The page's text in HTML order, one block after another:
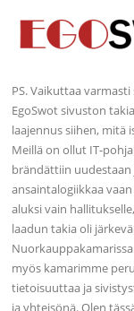
PS. Vaikuttaa
EgoSwot sivuston
laajennus siihen, mitä
Meillä on ollut IT-
brändättiin uudestaan
ansaintalogiikkaa
aluksi vain
laadun takia oli
myös kamarimme
tietoisuuttaa ja
ja yhteisönä. Olen